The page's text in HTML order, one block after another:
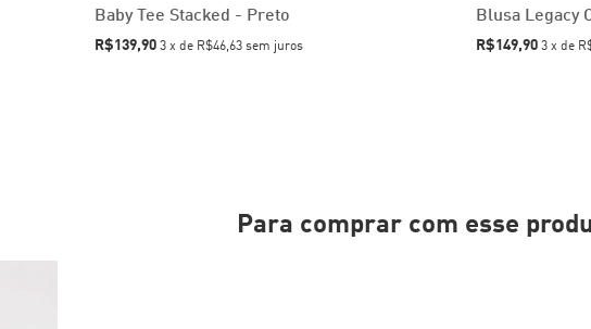
Baby Tee Stacked - Preto
R$139,90 3 x de R$46,63 sem juros
Blusa Legacy
R$149,90 3 x de
Para comprar com esse